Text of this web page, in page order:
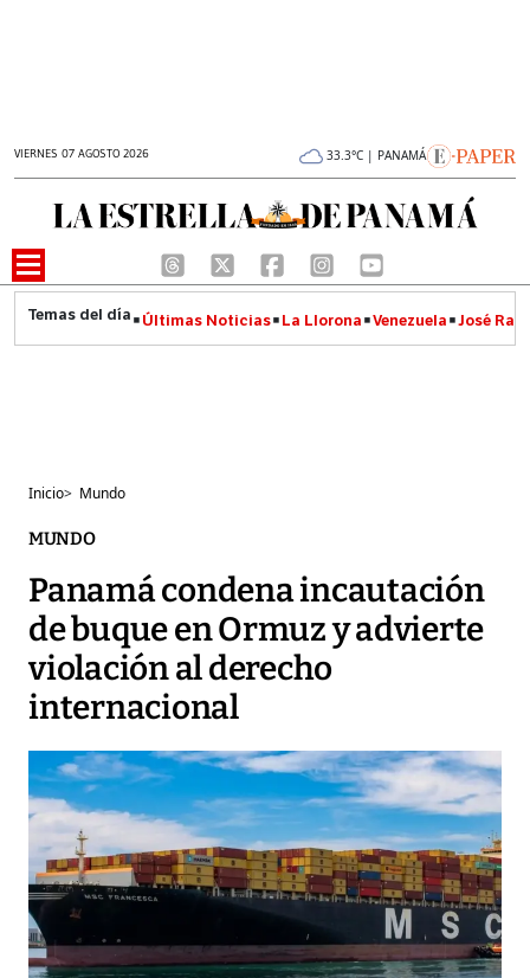
VIERNES 07 AGOSTO 2026 33.3°C | PANAMÁ
Últimas Noticias La Llorona Venezuela José
Inicio> Mundo
MUNDO
Panamá condena incautación
de buque en Ormuz y advierte
violación al derecho
internacional